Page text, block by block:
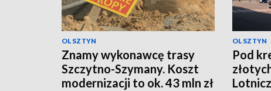
OLSZTYN
Znamy wykonawcę trasy
Szczytno-Szymany. Koszt
modernizacji to ok. 43 mln zł
OLSZTYN
Pod